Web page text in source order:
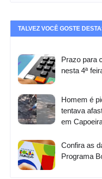
TALVEZ VOCÊ GOSTE
Prazo para
nesta 4ª
Homem é
tentava
em
Confira as
Programa